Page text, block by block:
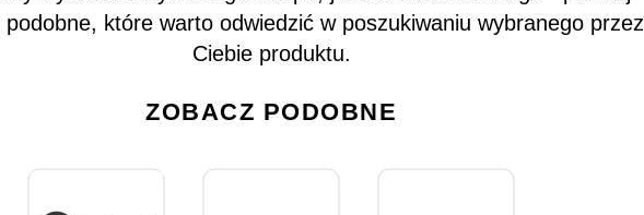
podobne, które warto odwiedzić w poszukiwaniu wybranego przez
Ciebie produktu.
ZOBACZ PODOBNE